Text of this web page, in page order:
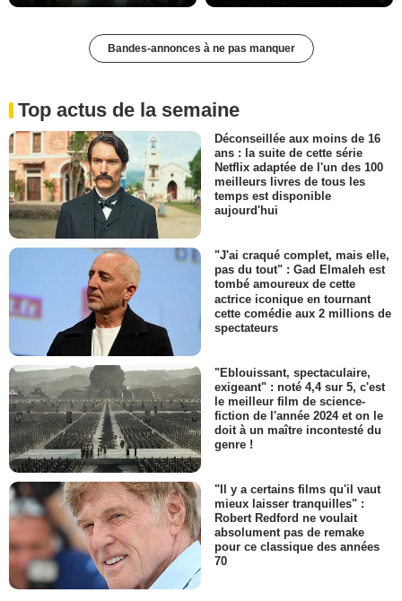
Bandes-annonces à ne pas manquer
Top actus de la semaine
Déconseillée aux moins de 16
ans : la suite de cette série
Netflix adaptée de l'un des 100
meilleurs livres de tous les
temps est disponible
aujourd'hui
"J'ai craqué complet, mais elle,
pas du tout" : Gad Elmaleh est
tombé amoureux de cette
actrice iconique en tournant
cette comédie aux 2 millions de
spectateurs
"Eblouissant, spectaculaire,
exigeant" : noté 4,4 sur 5, c'est
le meilleur film de science-
fiction de l'année 2024 et on le
doit à un maître incontesté du
genre !
"Il y a certains films qu'il vaut
mieux laisser tranquilles" :
Robert Redford ne voulait
absolument pas de remake
pour ce classique des années
70